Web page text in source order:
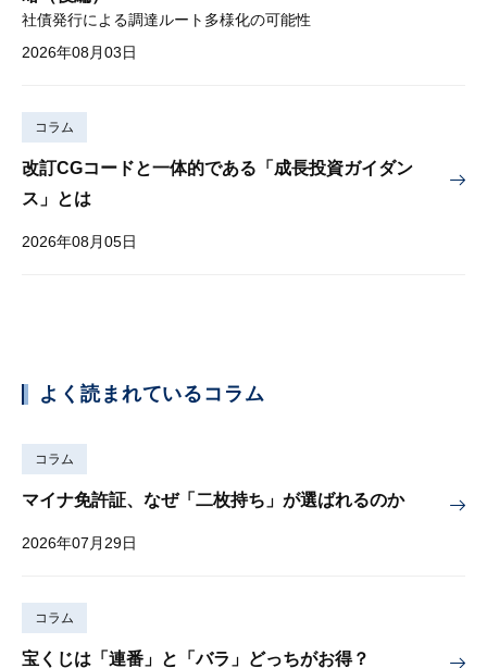
社債発行による調達ルート多様化の可能性
2026年08月03日
コラム
改訂CGコードと一体的である「成長投資ガイダン
ス」とは
2026年08月05日
よく読まれているコラム
コラム
マイナ免許証、なぜ「二枚持ち」が選ばれるのか
2026年07月29日
コラム
宝くじは「連番」と「バラ」どっちがお得？